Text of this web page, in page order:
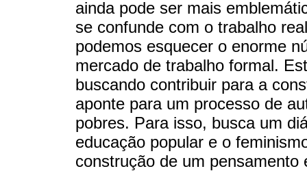
ainda pode ser mais
se confunde com o trabalho
podemos esquecer o enorme
mercado de trabalho formal.
buscando contribuir para a
aponte para um processo de
pobres. Para isso, busca um
educação popular e o
construção de um